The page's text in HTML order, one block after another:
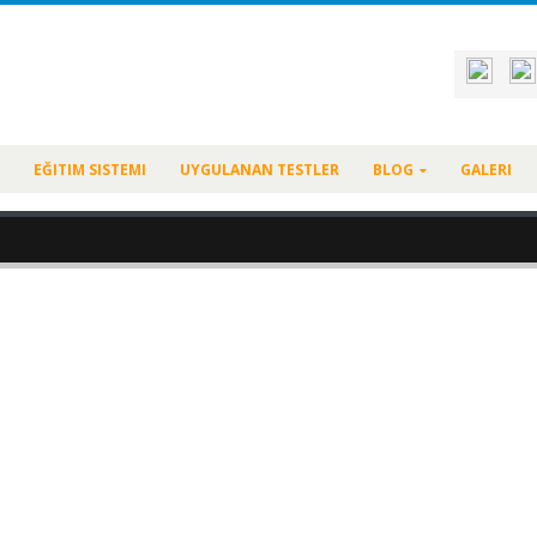
EĞITIM SISTEMI UYGULANAN TESTLER BLOG GALERI